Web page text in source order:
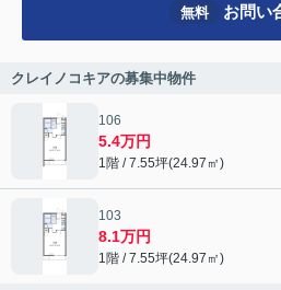
無料 お問い
クレイノコキアの募集中物件
106
5.4万円
1階 / 7.55坪(24.97㎡)
103
8.1万円
1階 / 7.55坪(24.97㎡)